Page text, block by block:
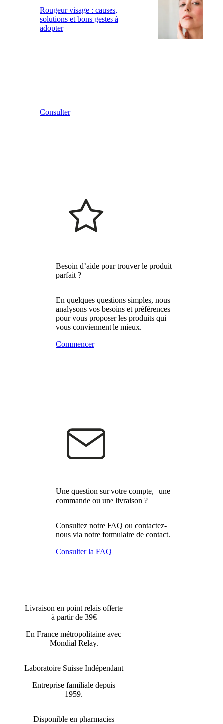
Rougeur visage : causes,
solutions et bons gestes à
adopter
Consulter
Besoin d’aide pour trouver le produit
parfait ?
En quelques questions simples, nous
analysons vos besoins et préférences
pour vous proposer les produits qui
vous conviennent le mieux.
Commencer
Une question sur votre compte, une
commande ou une livraison ?
Consultez notre FAQ ou contactez-
nous via notre formulaire de contact.
Consulter la FAQ
Livraison en point relais offerte
à partir de 39€
En France métropolitaine avec
Mondial Relay.
Laboratoire Suisse Indépendant
Entreprise familiale depuis
1959.
Disponible en pharmacies